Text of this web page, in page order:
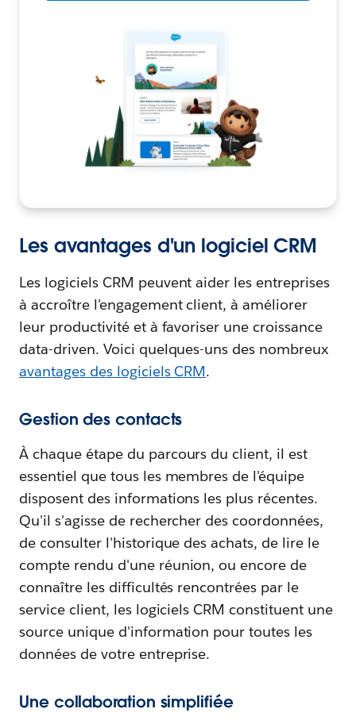
Les avantages d'un logiciel CRM
Les logiciels CRM peuvent aider les entreprises
à accroître l'engagement client, à améliorer
leur productivité et à favoriser une croissance
data-driven. Voici quelques-uns des nombreux
avantages des logiciels CRM.
Gestion des contacts
À chaque étape du parcours du client, il est
essentiel que tous les membres de l'équipe
disposent des informations les plus récentes.
Qu'il s'agisse de rechercher des coordonnées,
de consulter l'historique des achats, de lire le
compte rendu d'une réunion, ou encore de
connaître les difficultés rencontrées par le
service client, les logiciels CRM constituent une
source unique d'information pour toutes les
données de votre entreprise.
Une collaboration simplifiée